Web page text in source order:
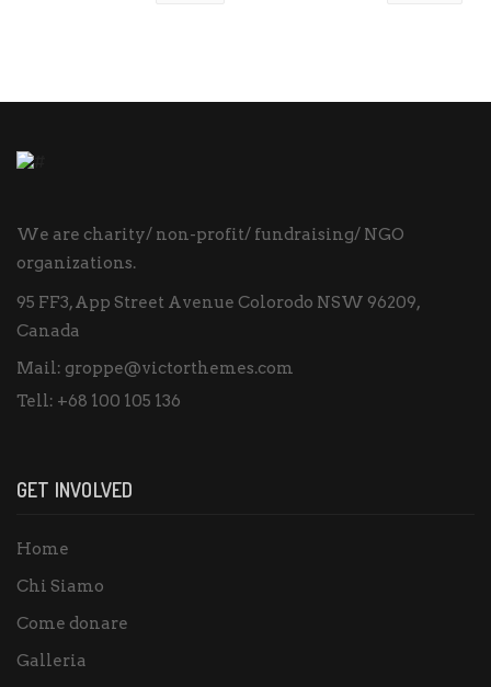
We are charity/ non-profit/ fundraising/ NGO
organizations.
95 FF3, App Street Avenue Colorodo NSW 96209,
Canada
Mail: groppe@victorthemes.com
Tell: +68 100 105 136
GET INVOLVED
Home
Chi Siamo
Come donare
Galleria